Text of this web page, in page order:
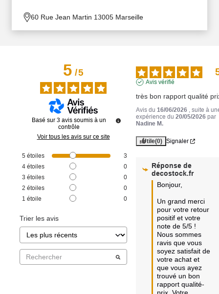
60 Rue Jean Martin 13005 Marseille
5/5
Basé sur 3 avis soumis à un
contrôle
Voir tous les avis sur ce site
5 étoiles
3
4 étoiles
0
3 étoiles
0
2 étoiles
0
1 étoile 0
Trier les avis
Avis vérifié
très bon rapport qualité
Avis du 16/06/2026 , suite à
expérience du 20/05/2026 par
Nadine M.
Utile(0) Signaler
Réponse de
decostock.fr
Bonjour,
Un grand merci
pour votre retour
positif et votre
note de 5/5 !
Nous sommes
ravis que vous
soyez satisfait de
votre achat et
que vous ayez
trouvé un bon
rapport qualité-